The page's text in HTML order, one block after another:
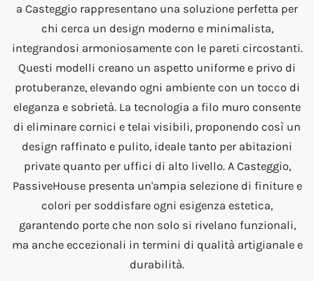
a Casteggio rappresentano una soluzione perfetta per
chi cerca un design moderno e minimalista,
integrandosi armoniosamente con le pareti circostanti.
Questi modelli creano un aspetto uniforme e privo di
protuberanze, elevando ogni ambiente con un tocco di
eleganza e sobrietà. La tecnologia a filo muro consente
di eliminare cornici e telai visibili, proponendo così un
design raffinato e pulito, ideale tanto per abitazioni
private quanto per uffici di alto livello. A Casteggio,
PassiveHouse presenta un'ampia selezione di finiture e
colori per soddisfare ogni esigenza estetica,
garantendo porte che non solo si rivelano funzionali,
ma anche eccezionali in termini di qualità artigianale e
durabilità.